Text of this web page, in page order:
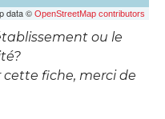
data © OpenStreetMap contributors
ou le
fiche, merci de